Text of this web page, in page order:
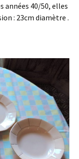
années 40/50, elles
: 23cm diamètre .